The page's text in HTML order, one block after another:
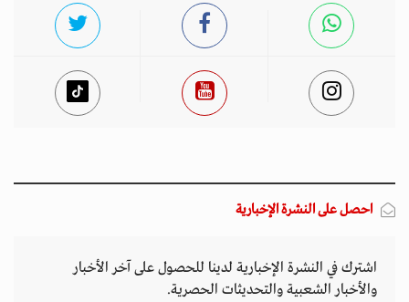
احصل على النشرة الإخبارية
اشترك في النشرة الإخبارية لدينا للحصول على آخر الأخبار
والأخبار الشعبية والتحديثات الحصرية.